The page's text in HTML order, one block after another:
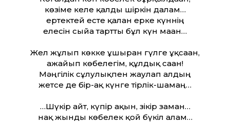
көзіме келе қалды шіркін далам…
ертектей есте қалған ерке күннің
елесін сыйға тартты бұл күн маған…
Жел жұлып көкке ұшырған гүлге ұқсаған,
ғажайып көбелегім, құлдық саған!
Мәңгілік сұлулықпен жаулап алдың
жетсе де бір-ақ күнге тірлік-шамаң…
…Шүкір айт, күпір ақын, зікір заман…
нақ жынды көбелек қой бүкіл ғалам…